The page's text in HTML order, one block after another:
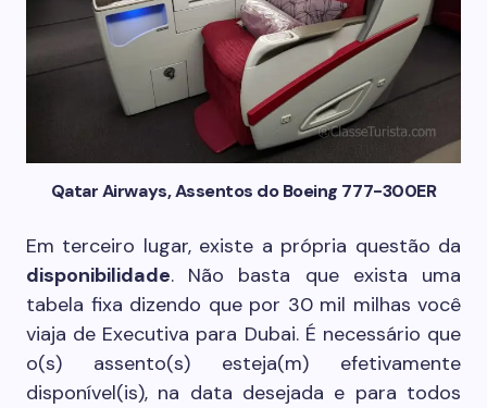
Qatar Airways, Assentos do Boeing 777-300ER
Em terceiro lugar, existe a própria questão da
disponibilidade. Não basta que exista uma
tabela fixa dizendo que por 30 mil milhas você
viaja de Executiva para Dubai. É necessário que
o(s) assento(s) esteja(m) efetivamente
disponível(is), na data desejada e para todos